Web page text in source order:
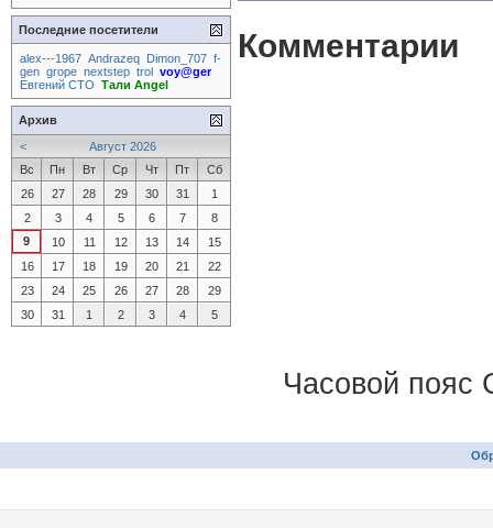
Комментарии
Последние посетители
alex---1967 Andrazeq Dimon_707 f-
gen grope nextstep trol voy@ger
Евгений СТО Тали Angel
Архив
<
Август 2026
Вс
Пн Вт Ср Чт Пт
Сб
26
27 28 29 30 31
1
2
3 4 5 6 7
8
9
10 11 12 13 14
15
16
17 18 19 20 21
22
23
24 25 26 27 28
29
30
31 1 2 3 4 5
Часовой пояс